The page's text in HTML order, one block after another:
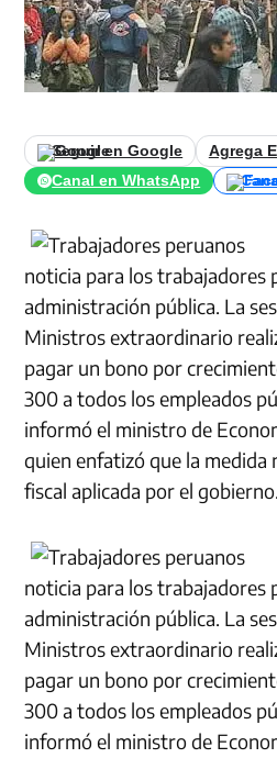
Seguir en Google
Agrega
Canal en WhatsApp
noticia para los trabajadores
administración pública. La
Ministros extraordinario
pagar un bono por
300 a todos los empleados
informó el ministro de
quien enfatizó que la medida
fiscal aplicada por el gobierno.
noticia para los trabajadores
administración pública. La
Ministros extraordinario
pagar un bono por
300 a todos los empleados
informó el ministro de